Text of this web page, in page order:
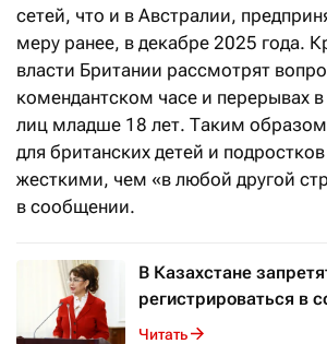
сетей, что и в Австралии,
меру ранее, в декабре 2025 года.
власти Британии рассмотрят
комендантском часе и перерывах в
лиц младше 18 лет. Таким
для британских детей и
жесткими, чем «в любой другой
в сообщении.
В Казахстане
регистрироваться в
Читать